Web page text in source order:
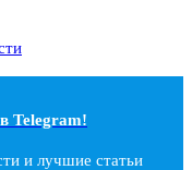
Telegram!
и лучшие статьи